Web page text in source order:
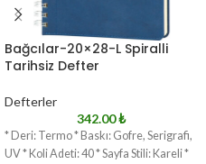
Bağcılar-20×28-L Spiralli
Tarihsiz Defter
Defterler
342.00₺
* Deri: Termo * Baskı: Gofre, Serigrafi,
UV * Koli Adeti: 40 * Sayfa Stili: Kareli *